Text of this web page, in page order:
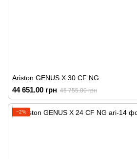
Ariston GENUS X 30 CF NG
44 651.00 грн 45 755.00 грн
−2%